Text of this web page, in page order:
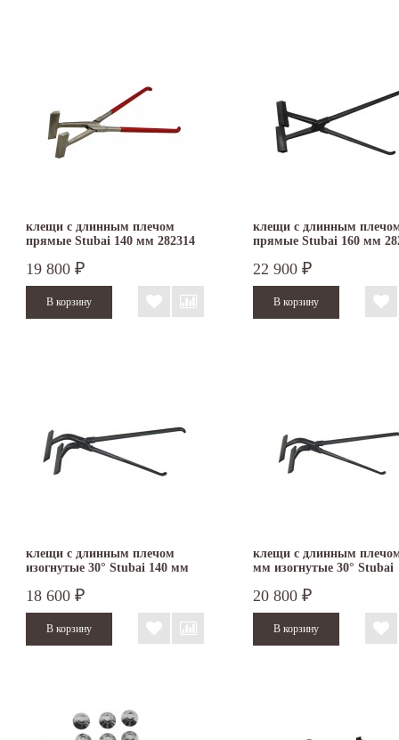
клещи с длинным плечом
прямые Stubai 140 мм 282314
19 800 ₽
клещи с длинным
прямые Stubai 160 мм
22 900 ₽
клещи с длинным плечом
изогнутые 30° Stubai 140 мм
18 600 ₽
клещи с длинным
мм изогнутые 30° Stubai
20 800 ₽